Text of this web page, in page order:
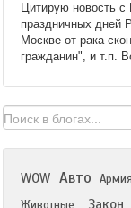
Цитирую новость
праздничных дней
Москве от рака
гражданин", и т.п.
WOW Авто Армия
Закон